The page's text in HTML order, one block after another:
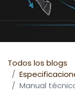
Todos los blogs
Manual